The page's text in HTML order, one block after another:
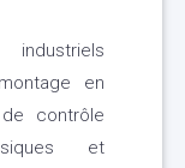
en
contrôle
et